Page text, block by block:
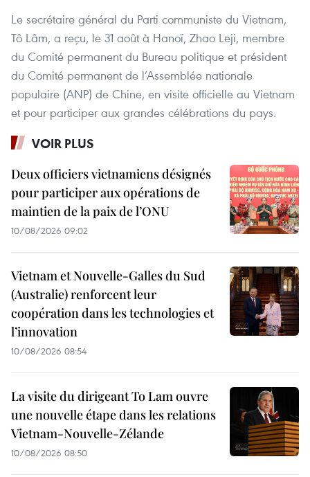
Le secrétaire général du Parti communiste du Vietnam,
Tô Lâm, a reçu, le 31 août à Hanoï, Zhao Leji, membre
du Comité permanent du Bureau politique et président
du Comité permanent de l’Assemblée nationale
populaire (ANP) de Chine, en visite officielle au Vietnam
et pour participer aux grandes célébrations du pays.
VOIR PLUS
Deux officiers vietnamiens désignés
pour participer aux opérations de
maintien de la paix de l’ONU
10/08/2026 09:02
Vietnam et Nouvelle-Galles du Sud
(Australie) renforcent leur
coopération dans les technologies et
l’innovation
10/08/2026 08:54
La visite du dirigeant To Lam ouvre
une nouvelle étape dans les relations
Vietnam-Nouvelle-Zélande
10/08/2026 08:50